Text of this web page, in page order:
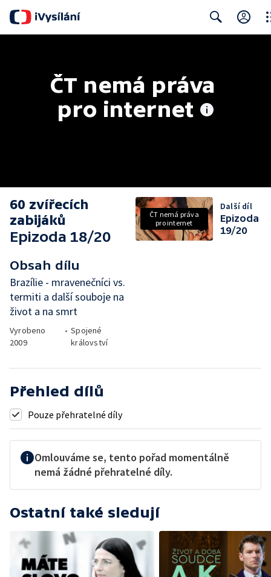
ČT nemá práva
pro internet
60 zvířecích
zabijáků
Epizoda 18/20
Obsah dílu
Brazílie - mravenečníci vs.
termiti a další souboje na
život a na smrt
Vyrobeno
2009
• Spojené
království
ČT nemá práva
pro internet
Další díl
Epizoda
19/20
Přehled dílů
Pouze přehratelné díly
Omlouváme se, tento pořad momentálně
nemá žádné přehratelné díly.
Ostatní také sledují